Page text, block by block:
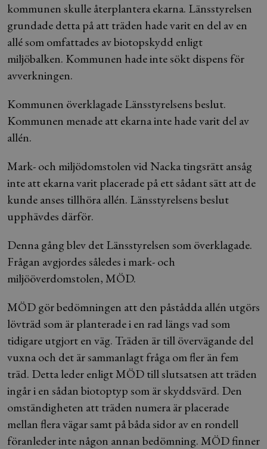
kommunen skulle återplantera ekarna. Länsstyrelsen
grundade detta på att träden hade varit en del av en
allé som omfattades av biotopskydd enligt
miljöbalken. Kommunen hade inte sökt dispens för
avverkningen.
Kommunen överklagade Länsstyrelsens beslut.
Kommunen menade att ekarna inte hade varit del av
allén.
Mark- och miljödomstolen vid Nacka tingsrätt ansåg
inte att ekarna varit placerade på ett sådant sätt att de
kunde anses tillhöra allén. Länsstyrelsens beslut
upphävdes därför.
Denna gång blev det Länsstyrelsen som överklagade.
Frågan avgjordes således i mark- och
miljööverdomstolen, MÖD.
MÖD gör bedömningen att den påstådda allén utgörs
lövträd som är planterade i en rad längs vad som
tidigare utgjort en väg. Träden är till övervägande del
vuxna och det är sammanlagt fråga om fler än fem
träd. Detta leder enligt MÖD till slutsatsen att träden
ingår i en sådan biotoptyp som är skyddsvärd. Den
omständigheten att träden numera är placerade
mellan flera vägar samt på båda sidor av en rondell
föranleder inte någon annan bedömning. MÖD finner